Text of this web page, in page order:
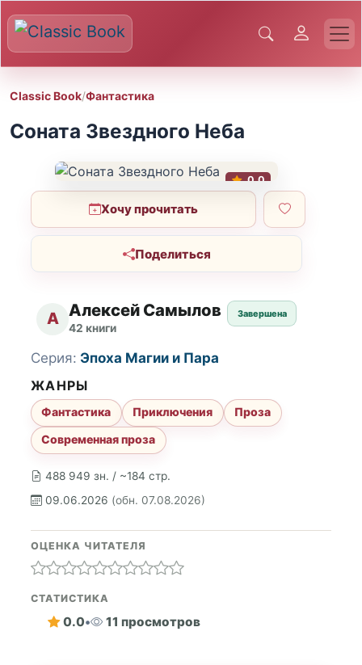
Classic Book/Фантастика
Соната Звездного Неба
0.0
Хочу прочитать
Поделиться
А Алексей Самылов
42 книги
Завершена
488 949 зн. / ~184 стр.
09.06.2026 (обн. 07.08.2026)
Серия: Эпоха Магии и Пара
ЖАНРЫ
Фантастика Приключения
Проза
Современная проза
ОЦЕНКА ЧИТАТЕЛЯ
СТАТИСТИКА
0.0• 11 просмотров